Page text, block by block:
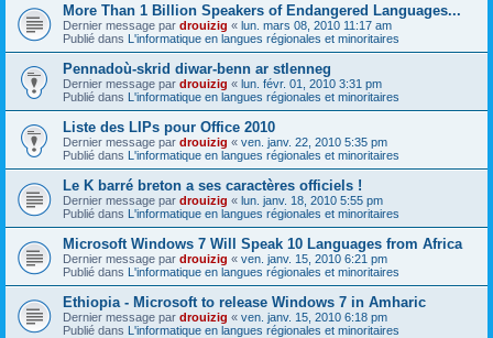
More Than 1 Billion Speakers of Endangered Languages...
Dernier message par drouizig « lun. mars 08, 2010 11:17 am
Publié dans L'informatique en langues régionales et minoritaires
Pennadoù-skrid diwar-benn ar stlenneg
Dernier message par drouizig « lun. févr. 01, 2010 3:31 pm
Publié dans L'informatique en langues régionales et minoritaires
Liste des LIPs pour Office 2010
Dernier message par drouizig « ven. janv. 22, 2010 5:35 pm
Publié dans L'informatique en langues régionales et minoritaires
Le K barré breton a ses caractères officiels !
Dernier message par drouizig « lun. janv. 18, 2010 5:55 pm
Publié dans L'informatique en langues régionales et minoritaires
Microsoft Windows 7 Will Speak 10 Languages from Africa
Dernier message par drouizig « ven. janv. 15, 2010 6:21 pm
Publié dans L'informatique en langues régionales et minoritaires
Ethiopia - Microsoft to release Windows 7 in Amharic
Dernier message par drouizig « ven. janv. 15, 2010 6:18 pm
Publié dans L'informatique en langues régionales et minoritaires